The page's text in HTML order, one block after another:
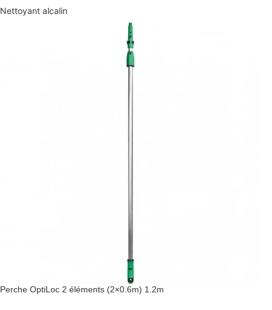
Nettoyant alcalin
Perche OptiLoc 2 éléments (2×0.6m) 1.2m